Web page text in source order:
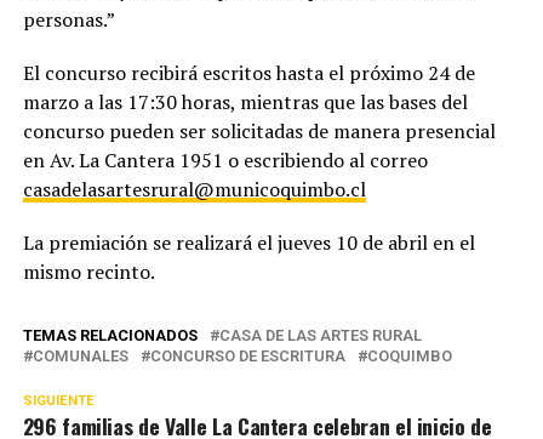
personas.”
El concurso recibirá escritos hasta el próximo 24 de
marzo a las 17:30 horas, mientras que las bases del
concurso pueden ser solicitadas de manera presencial
en Av. La Cantera 1951 o escribiendo al correo
casadelasartesrural@municoquimbo.cl
La premiación se realizará el jueves 10 de abril en el
mismo recinto.
TEMAS RELACIONADOS
CASA DE LAS ARTES RURAL
COMUNALES
CONCURSO DE ESCRITURA COQUIMBO
SIGUIENTE
296 familias de Valle La Cantera celebran el inicio de